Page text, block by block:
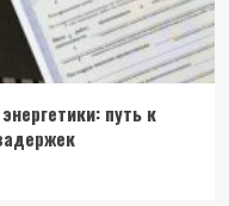
путь к